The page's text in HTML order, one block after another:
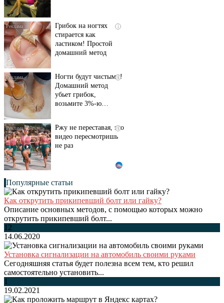
i
Грибок на ногтях
стирается как
ластиком! Простой
домашний метод
i
Ногти будут чистыми!
Домашний метод
убьет грибок,
возьмите 3%-ю…
i
Ржу не переставая, это
видео пересмотришь
не раз
Популярные статьи
Как открутить прикипевший болт или гайку?
Описание основных методов, с помощью которых можно
открутить прикипевший болт...
12
14.06.2020
Установка сигнализации на автомобиль своими руками
Сегодняшняя статья будет полезна всем тем, кто решил
самостоятельно установить...
1
19.02.2021